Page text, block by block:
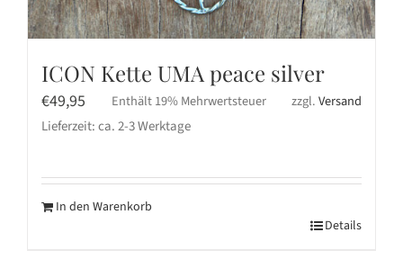
ICON Kette UMA peace silver
€49,95 Enthält 19% Mehrwertsteuer zzgl.Versand
Lieferzeit: ca. 2-3 Werktage
In den Warenkorb
Details